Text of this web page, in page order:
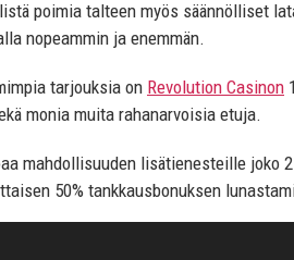
poimia talteen myös säännölliset
nopeammin ja enemmän.
tarjouksia on Revolution Casinon
monia muita rahanarvoisia etuja.
mahdollisuuden lisätienesteille joko
50% tankkausbonuksen